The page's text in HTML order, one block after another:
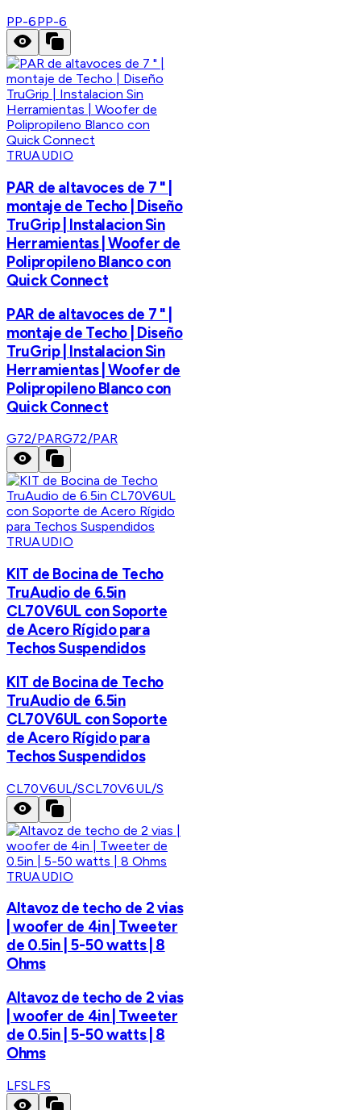
PP-6PP-6
TRUAUDIO
PAR de altavoces de 7 " |
montaje de Techo | Diseño
TruGrip | Instalacion Sin
Herramientas | Woofer de
Polipropileno Blanco con
Quick Connect
PAR de altavoces de 7 " |
montaje de Techo | Diseño
TruGrip | Instalacion Sin
Herramientas | Woofer de
Polipropileno Blanco con
Quick Connect
G72/PARG72/PAR
TRUAUDIO
KIT de Bocina de Techo
TruAudio de 6.5in
CL70V6UL con Soporte
de Acero Rígido para
Techos Suspendidos
KIT de Bocina de Techo
TruAudio de 6.5in
CL70V6UL con Soporte
de Acero Rígido para
Techos Suspendidos
CL70V6UL/SCL70V6UL/S
TRUAUDIO
Altavoz de techo de 2 vias
| woofer de 4in | Tweeter
de 0.5in | 5-50 watts | 8
Ohms
Altavoz de techo de 2 vias
| woofer de 4in | Tweeter
de 0.5in | 5-50 watts | 8
Ohms
LFSLFS